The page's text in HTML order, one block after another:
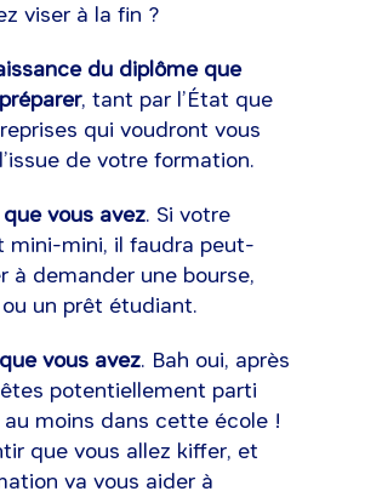
viser à la fin ?
du diplôme que
, tant par l’État que
qui voudront vous
de votre formation.
vous avez. Si votre
mini-mini, il faudra peut-
à demander une bourse,
un prêt étudiant.
vous avez. Bah oui, après
potentiellement parti
au moins dans cette école !
que vous allez kiffer, et
va vous aider à